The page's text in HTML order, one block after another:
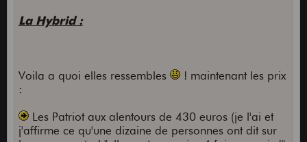
La Hybrid :
Voila a quoi elles ressembles
! maintenant les prix
:
Les Patriot aux alentours de 430 euros (je l'ai et
j'affirme ce qu'une dizaine de personnes ont dit sur